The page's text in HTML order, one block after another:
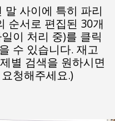
말 사이에 특히 파리
순서로 편집된 30개
이 처리 중)를 클릭
수 있습니다. 재고
별 검색을 원하시면
청해주세요.)